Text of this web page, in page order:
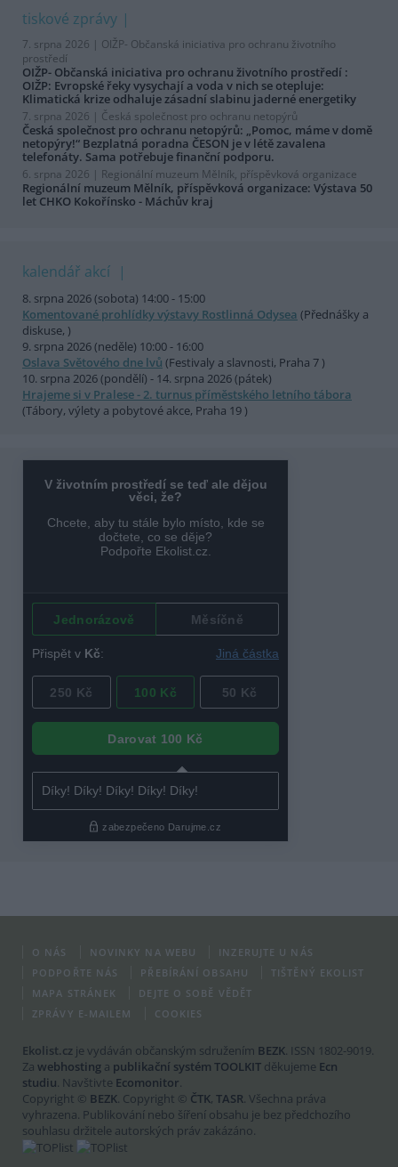
tiskové zprávy
7. srpna 2026 | OIŽP- Občanská iniciativa pro ochranu životního
prostředí
OIŽP- Občanská iniciativa pro ochranu životního prostředí :
OIŽP: Evropské řeky vysychají a voda v nich se otepluje:
Klimatická krize odhaluje zásadní slabinu jaderné energetiky
7. srpna 2026 | Česká společnost pro ochranu netopýrů
Česká společnost pro ochranu netopýrů: „Pomoc, máme v domě
netopýry!“ Bezplatná poradna ČESON je v létě zavalena
telefonáty. Sama potřebuje finanční podporu.
6. srpna 2026 | Regionální muzeum Mělník, příspěvková organizace
Regionální muzeum Mělník, příspěvková organizace: Výstava 50
let CHKO Kokořínsko - Máchův kraj
kalendář akcí
8. srpna 2026 (sobota) 14:00 - 15:00
Komentované prohlídky výstavy Rostlinná Odysea (Přednášky a
diskuse, )
9. srpna 2026 (neděle) 10:00 - 16:00
Oslava Světového dne lvů (Festivaly a slavnosti, Praha 7 )
10. srpna 2026 (pondělí) - 14. srpna 2026 (pátek)
Hrajeme si v Pralese - 2. turnus příměstského letního tábora
(Tábory, výlety a pobytové akce, Praha 19 )
O NÁS NOVINKY NA WEBU
INZERUJTE U NÁS
PODPOŘTE NÁS
PŘEBÍRÁNÍ OBSAHU
TIŠTĚNÝ EKOLIST
MAPA STRÁNEK
DEJTE O SOBĚ VĚDĚT
ZPRÁVY E-MAILEM
COOKIES
Ekolist.cz je vydáván občanským sdružením BEZK. ISSN 1802-9019.
Za webhosting a publikační systém TOOLKIT děkujeme Ecn
studiu. Navštivte Ecomonitor.
Copyright © BEZK. Copyright © ČTK, TASR. Všechna práva
vyhrazena. Publikování nebo šíření obsahu je bez předchozího
souhlasu držitele autorských práv zakázáno.